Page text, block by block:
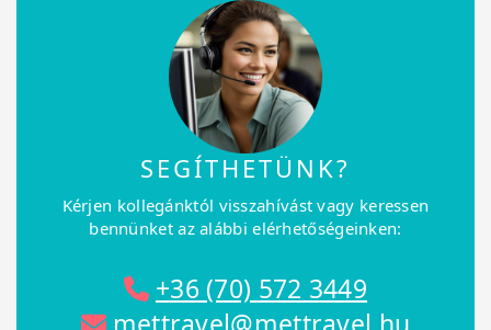
SEGÍTHETÜNK?
Kérjen kollegánktól visszahívást vagy keressen
bennünket az alábbi elérhetőségeinken:
+36 (70) 572 3449